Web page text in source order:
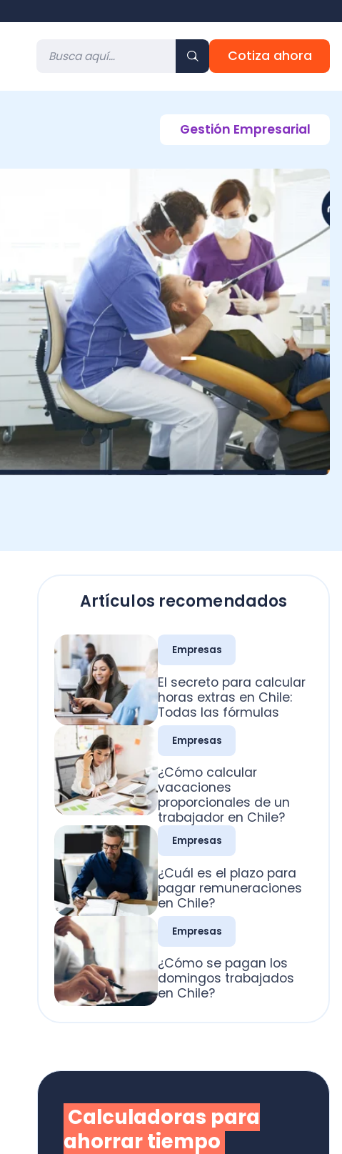
Cotiza ahora
Gestión Empresarial
Artículos recomendados
Empresas
horas extras en Chile:
Todas las fórmulas
Empresas
¿Cómo calcular
vacaciones
proporcionales de un
trabajador en Chile?
Empresas
¿Cuál es el plazo para
pagar remuneraciones
Empresas
¿Cómo se pagan los
domingos trabajados
en Chile?
Calculadoras gratuitas Nubox para
resolver cálculos clave de forma
rápida y sin errores.
¡Ingresa gratis!